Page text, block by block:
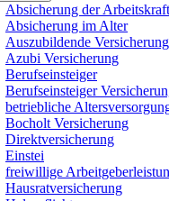
Absicherung der Arbeitskraft
Absicherung im Alter
Auszubildende Versicherung
Azubi Versicherung
Berufseinsteiger
Berufseinsteiger
betriebliche
Bocholt Versicherung
Direktversicherung
Einstei
freiwillige
Hausratversicherung